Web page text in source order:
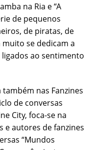
na Ria e “A
de pequenos
de piratas, de
se dedicam a
ao sentimento
nas Fanzines
de conversas
City, foca-se na
e autores de fanzines
“Mundos